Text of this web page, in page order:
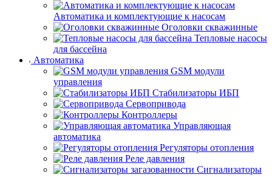
Автоматика и комплектующие к насосам
Оголовки скважинные
Тепловые насосы
для бассейна
Автоматика
GSM модули
управления
Стабилизаторы ИБП
Сервопривода
Контроллеры
Управляющая
автоматика
Регуляторы отопления
Реле давления
Сигнализаторы